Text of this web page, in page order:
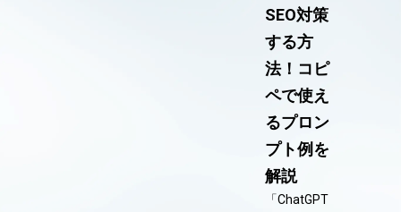
SEO対策
する方
法！コピ
ペで使え
るプロン
プト例を
解説
「ChatGPT